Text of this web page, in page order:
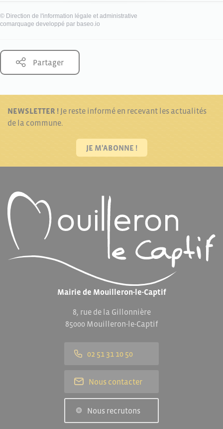
© Direction de l'information légale et administrative
comarquage developpé par baseo.io
Partager
NEWSLETTER ! Je reste informé en recevant les actualités
de la commune.
JE M'ABONNE !
Mairie de Mouilleron-le-Captif
8, rue de la Gillonnière
85000 Mouilleron-le-Captif
02 51 31 10 50
Nous contacter
Nous recrutons